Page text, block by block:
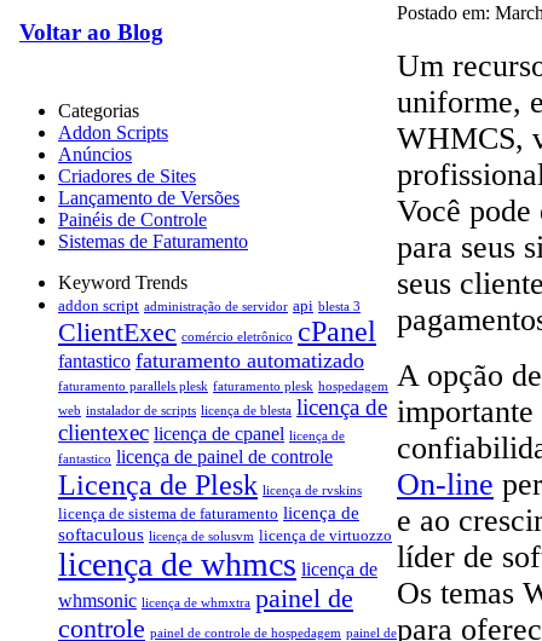
Voltar ao Blog
Categorias
Addon Scripts
Anúncios
Criadores de Sites
Lançamento de Versões
Painéis de Controle
Sistemas de Faturamento
Keyword Trends
addon script administração de servidor api blesta 3
ClientExec comércio eletrônico cPanel
fantastico faturamento automatizado
faturamento parallels plesk faturamento plesk hospedagem
web instalador de scripts licença de blesta licença de
clientexec licença de cpanel licença de
fantastico licença de painel de controle
Licença de Plesk licença de rvskins
licença de sistema de faturamento licença de
softaculous licença de solusvm licença de virtuozzo
licença de whmcs licença de
whmsonic licença de whmxtra painel de
controle painel de controle de hospedagem painel de
Postado em:
Um
uniforme,
WHMCS,
Você
para seus
seus
A opção
On-line
e ao
líder de
Os temas
para